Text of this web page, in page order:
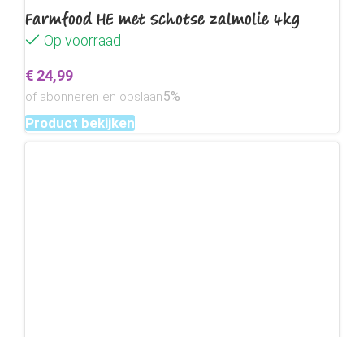
Farmfood HE met Schotse zalmolie 4kg
Op voorraad
€ 24,99
of abonneren en opslaan5%
Product bekijken